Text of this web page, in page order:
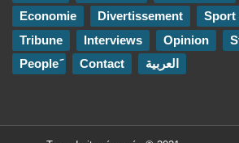
Economie
Divertissement
Sport
Tribune
Interviews Opinion
Contact العربية